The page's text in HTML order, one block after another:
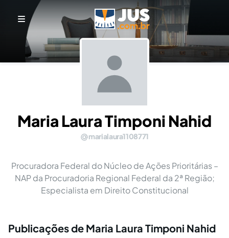
Maria Laura Timponi Nahid
marialaura1108771
Procuradora Federal do Núcleo de Ações Prioritárias –
NAP da Procuradoria Regional Federal da 2ª Região;
Especialista em Direito Constitucional
Publicações de Maria Laura Timponi Nahid